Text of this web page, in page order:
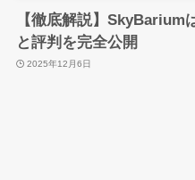
【徹底解説】SkyBarium
と評判を完全公開
2025年12月6日